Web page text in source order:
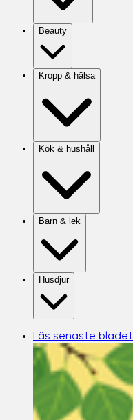
Beauty
Kropp & hälsa
Kök & hushåll
Barn & lek
Husdjur
Läs senaste bladet